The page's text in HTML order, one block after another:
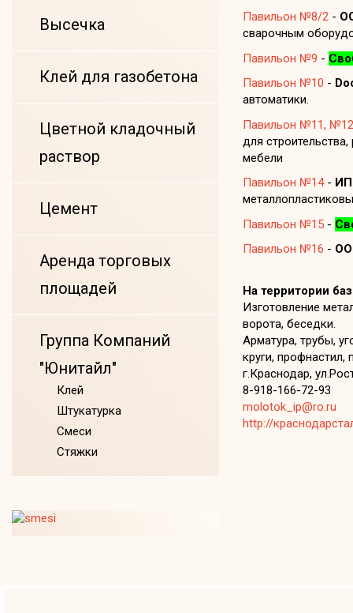
Павильон №8/2-
сварочным
Павильон №9 -
Павильон №10 -
автоматики.
Павильон №11,
для
мебели
Павильон №14-
Павильон №15-
Павильон №16 -
На территории
Изготовление
ворота, беседки.
Арматура, трубы,
круги, профнастил,
г.Краснодар,
8-918-166-72-93
molotok_ip@ro.ru
http://
Высечка
Клей для газобетона
Цветной кладочный
раствор
Цемент
Аренда торговых
площадей
Группа Компаний
"Юнитайл"
Клей
Штукатурка
Смеси
Стяжки